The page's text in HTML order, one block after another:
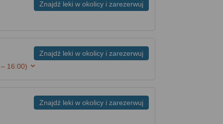
Znajdź leki w okolicy i zarezerwuj
Znajdź leki w okolicy i zarezerwuj
16:00)
Znajdź leki w okolicy i zarezerwuj